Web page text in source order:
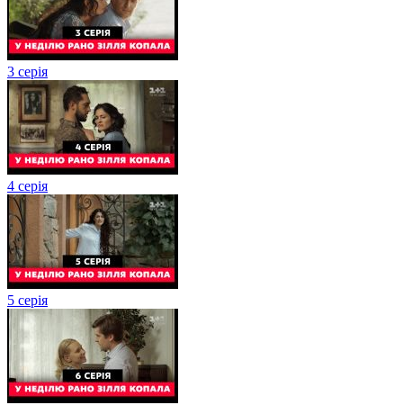
3 серія
4 серія
5 серія